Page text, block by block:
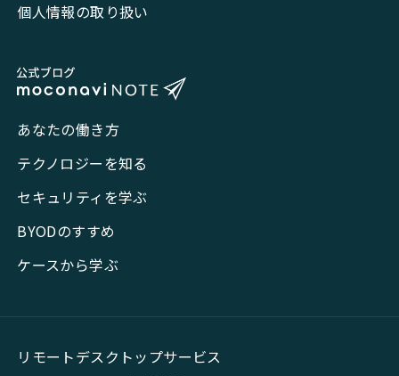
個人情報の取り扱い
あなたの働き方
テクノロジーを知る
セキュリティを学ぶ
BYODのすすめ
ケースから学ぶ
リモートデスクトップサービス